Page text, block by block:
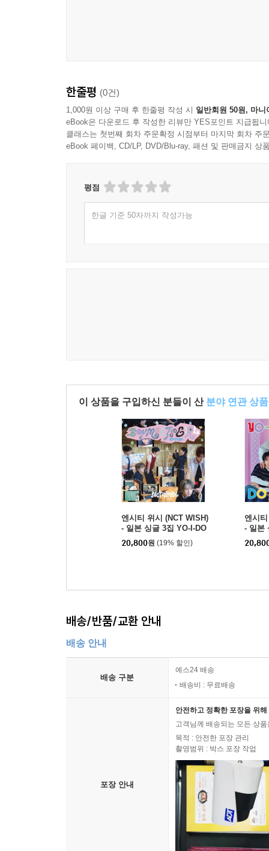
한줄평 (0건)
1,000원 이상 구매 후 한줄평 작성 시 일반회원 50원, 마니
eBook은 다운로드 후 작성한 리뷰만 YES포인트 지급됩니
클래스는 첫번째 회차 주문확정 시점부터 마지막 회차 주
eBook 페이백, CD/LP, DVD/Blu-ray, 패션 및 판매금지 상
평점
한글 기준 50자까지 작성가능
이 상품을 구입하신 분들이 산 분야 연관 상품
엔시티 위시 (NCT WISH)
- 일본 싱글 3집 YO-I-DO
N! / BOY MEETS GIRL
[통상판 BOY MEETS GI
20,800원 (19% 할인)
엔시
- 일본
N! /
[통상
배송/반품/교환 안내
배송 안내
배송 구분
예스24 배송
배송비 : 무료배송
포장 안내
안전하고 정확한 포장을 위
고객님께 배송되는 모든 상
목적 : 안전한 포장 관리
촬영범위 : 박스 포장 작업